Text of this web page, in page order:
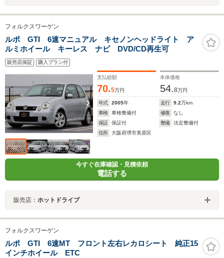
フォルクスワーゲン
ルポ GTI 6速マニュアル キセノンヘッドライト ア
ルミホイール キーレス ナビ DVD/CD再生可
販売店保証 購入プラン付
支払総額
70.5万円
本体価格
54.8万円
年式 2005年 走行 9.2万km
車検
車検整備付 修復
なし
保証
保証付 整備
法定整備付
住所
大阪府堺市美原区
今すぐ在庫確認・見積依頼
電話する
販売店： ホットドライブ
フォルクスワーゲン
ルポ GTI 6速MT フロント左右レカロシート 純正15
インチホイール ETC